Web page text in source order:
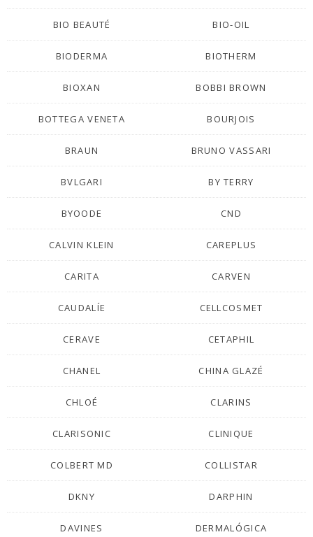
BIO BEAUTÉ BIO-OIL
BIODERMA BIOTHERM
BIOXAN BOBBI BROWN
BOTTEGA VENETA BOURJOIS
BRAUN BRUNO VASSARI
BVLGARI BY TERRY
BYOODE CND
CALVIN KLEIN CAREPLUS
CARITA CARVEN
CAUDALÍE CELLCOSMET
CERAVE CETAPHIL
CHANEL CHINA GLAZÉ
CHLOÉ CLARINS
CLARISONIC CLINIQUE
COLBERT MD COLLISTAR
DKNY DARPHIN
DAVINES DERMALÓGICA